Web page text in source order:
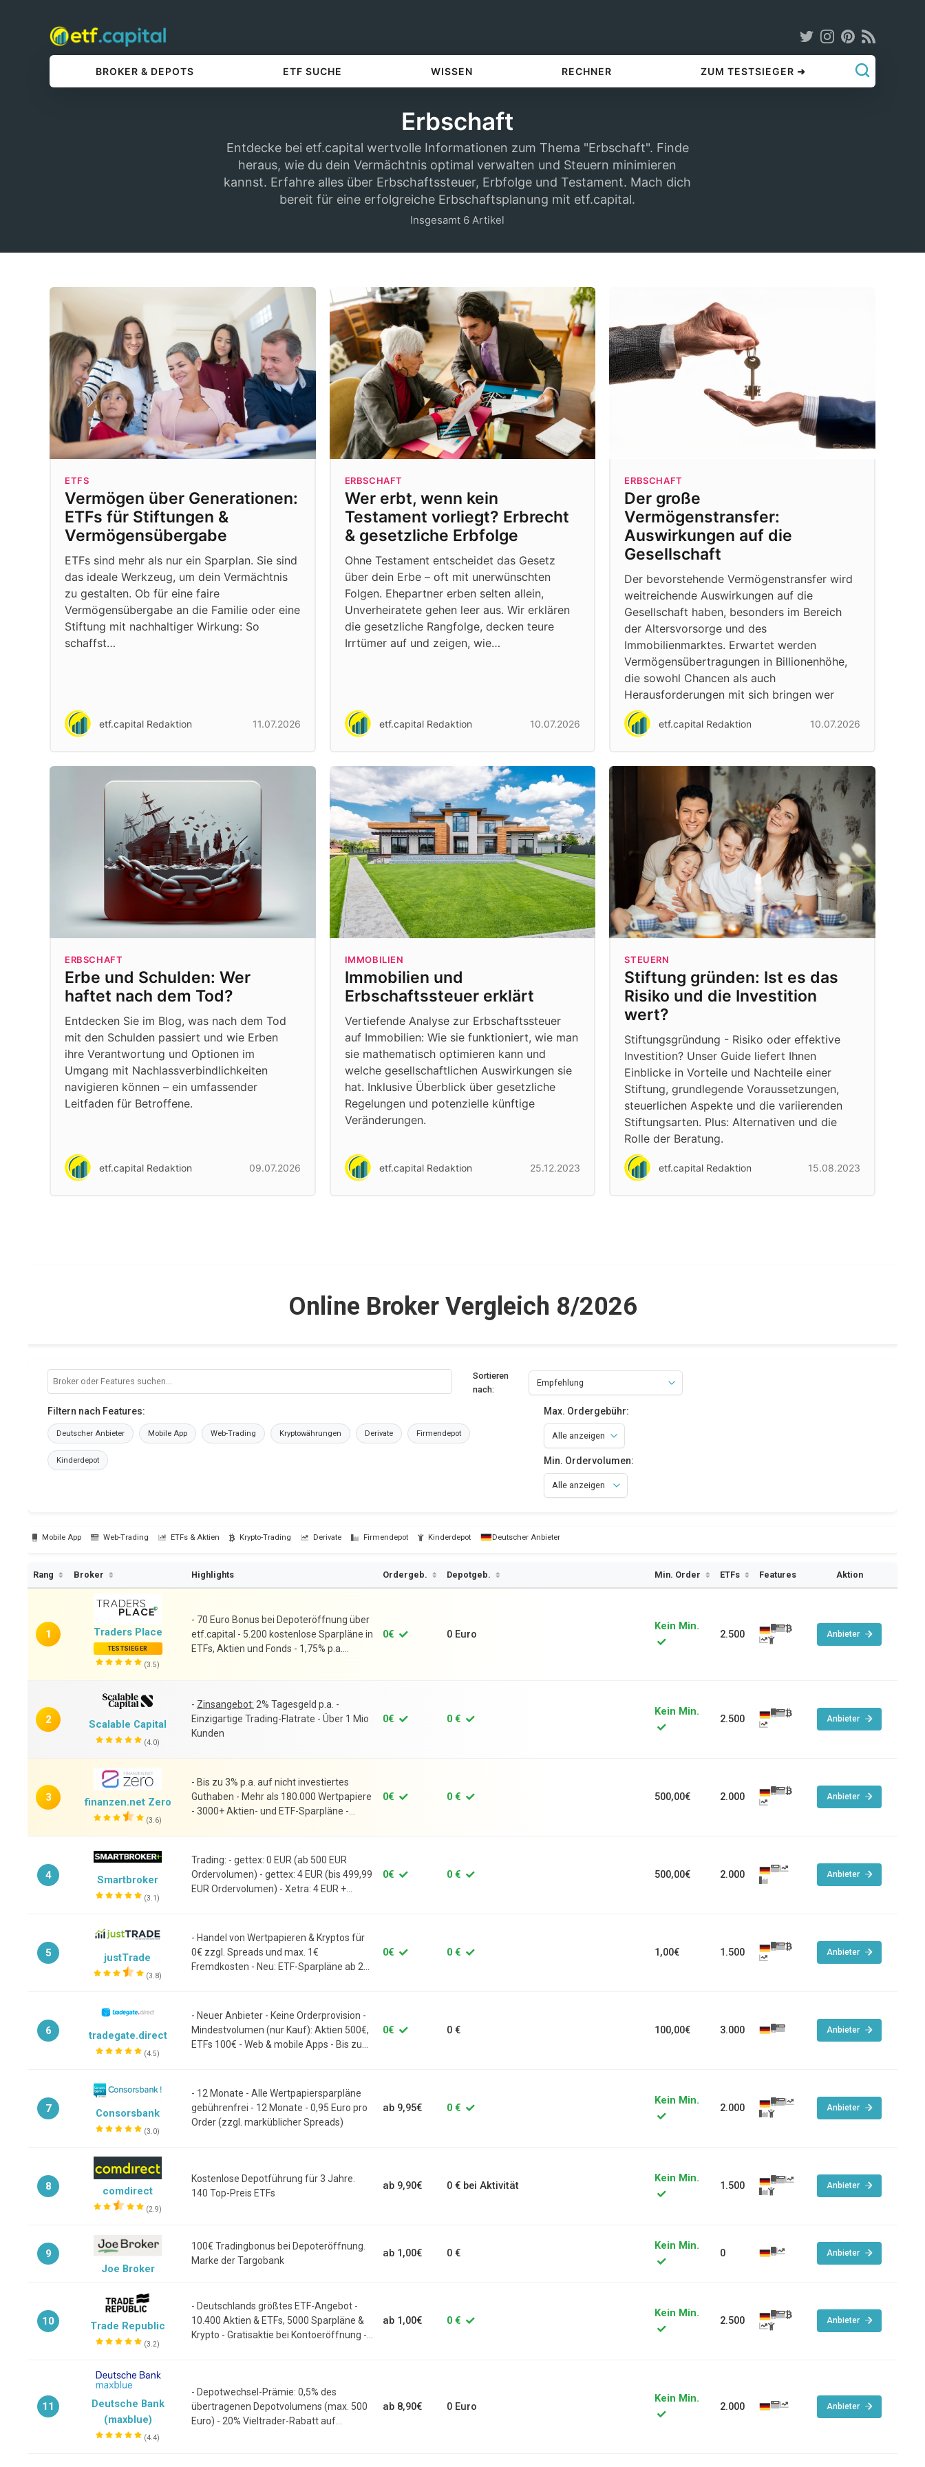
BROKER & DEPOTS ETF SUCHE WISSEN RECHNER ZUM TESTSIEGER ➜
Erbschaft
Entdecke bei etf.capital wertvolle Informationen zum Thema "Erbschaft". Finde
heraus, wie du dein Vermächtnis optimal verwalten und Steuern minimieren
kannst. Erfahre alles über Erbschaftssteuer, Erbfolge und Testament. Mach dich
bereit für eine erfolgreiche Erbschaftsplanung mit etf.capital.
Insgesamt 6 Artikel
ETFS
Vermögen über Generationen:
ETFs für Stiftungen &
Vermögensübergabe
ETFs sind mehr als nur ein Sparplan. Sie sind
das ideale Werkzeug, um dein Vermächtnis
zu gestalten. Ob für eine faire
Vermögensübergabe an die Familie oder eine
Stiftung mit nachhaltiger Wirkung: So
schaffst…
etf.capital Redaktion 11.07.2026
ERBSCHAFT
Wer erbt, wenn kein
Testament vorliegt? Erbrecht
& gesetzliche Erbfolge
Ohne Testament entscheidet das Gesetz
über dein Erbe – oft mit unerwünschten
Folgen. Ehepartner erben selten allein,
Unverheiratete gehen leer aus. Wir erklären
die gesetzliche Rangfolge, decken teure
Irrtümer auf und zeigen, wie…
etf.capital Redaktion 10.07.2026
ERBSCHAFT
Der große
Vermögenstransfer:
Auswirkungen auf die
Gesellschaft
Der bevorstehende Vermögenstransfer wird
weitreichende Auswirkungen auf die
Gesellschaft haben, besonders im Bereich
der Altersvorsorge und des
Immobilienmarktes. Erwartet werden
Vermögensübertragungen in Billionenhöhe,
die sowohl Chancen als auch
Herausforderungen mit sich bringen wer
etf.capital Redaktion 10.07.2026
ERBSCHAFT
Erbe und Schulden: Wer
haftet nach dem Tod?
Entdecken Sie im Blog, was nach dem Tod
mit den Schulden passiert und wie Erben
ihre Verantwortung und Optionen im
Umgang mit Nachlassverbindlichkeiten
navigieren können – ein umfassender
Leitfaden für Betroffene.
etf.capital Redaktion 09.07.2026
IMMOBILIEN
Immobilien und
Erbschaftssteuer erklärt
Vertiefende Analyse zur Erbschaftssteuer
auf Immobilien: Wie sie funktioniert, wie man
sie mathematisch optimieren kann und
welche gesellschaftlichen Auswirkungen sie
hat. Inklusive Überblick über gesetzliche
Regelungen und potenzielle künftige
Veränderungen.
etf.capital Redaktion 25.12.2023
STEUERN
Stiftung gründen: Ist es das
Risiko und die Investition
wert?
Stiftungsgründung - Risiko oder effektive
Investition? Unser Guide liefert Ihnen
Einblicke in Vorteile und Nachteile einer
Stiftung, grundlegende Voraussetzungen,
steuerlichen Aspekte und die variierenden
Stiftungsarten. Plus: Alternativen und die
Rolle der Beratung.
etf.capital Redaktion 15.08.2023